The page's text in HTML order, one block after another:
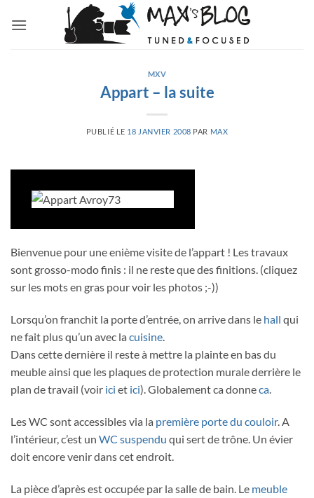
MXV
Appart – la suite
PUBLIÉ LE 18 JANVIER 2008 PAR MAX
Bienvenue pour une enième visite de l’appart ! Les travaux
sont grosso-modo finis : il ne reste que des finitions. (cliquez
sur les mots en gras pour voir les photos ;-))
Lorsqu’on franchit la porte d’entrée, on arrive dans le hall qui
ne fait plus qu’un avec la cuisine.
Dans cette dernière il reste à mettre la plainte en bas du
meuble ainsi que les plaques de protection murale derrière le
plan de travail (voir ici et ici). Globalement ca donneca.
Les WC sont accessibles via la première porte du couloir. A
l’intérieur, c’est un WC suspendu qui sert de trône. Un évier
doit encore venir dans cet endroit.
La pièce d’après est occupée par la salle de bain. Le meuble